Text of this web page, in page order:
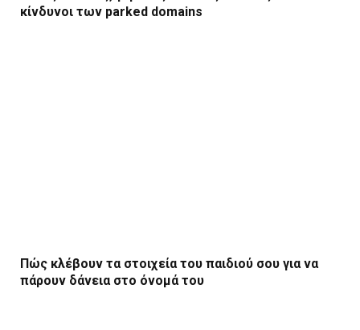
κίνδυνοι των parked domains
Πώς κλέβουν τα στοιχεία του παιδιού σου για να
πάρουν δάνεια στο όνομά του